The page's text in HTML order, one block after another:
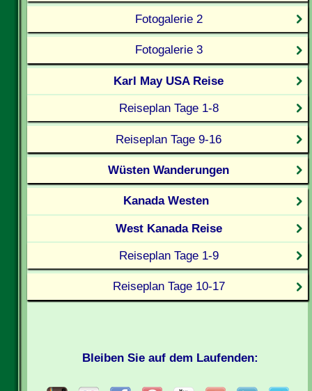
Fotogalerie 2
Fotogalerie 3
Karl May USA Reise
Reiseplan Tage 1-8
Reiseplan Tage 9-16
Wüsten Wanderungen
Kanada Westen
West Kanada Reise
Reiseplan Tage 1-9
Reiseplan Tage 10-17
Bleiben Sie auf dem Laufenden: